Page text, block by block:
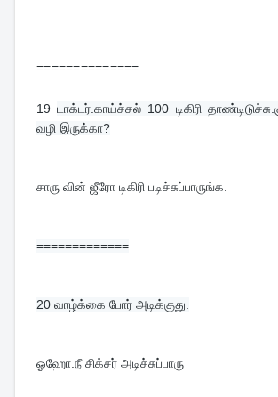
==============
19டாக்டர்.காய்ச்சல் 100 டிகிரி
வழி இருக்கா?
சாரு வின் ஜீரோ டிகிரி படிச்சுப்பாருங்க.
=============
20 வாழ்க்கை போர் அடிக்குது.
ஓஹோ.நீ சிக்சர் அடிச்சுப்பாரு